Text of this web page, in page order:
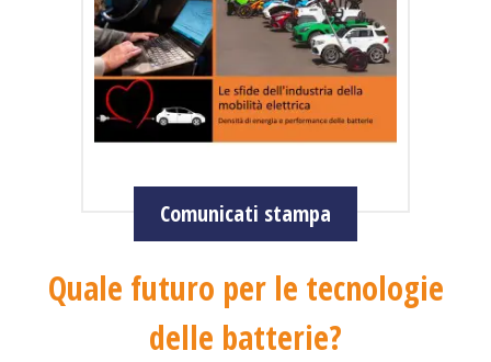
Comunicati stampa
Quale futuro per le tecnologie
delle batterie?